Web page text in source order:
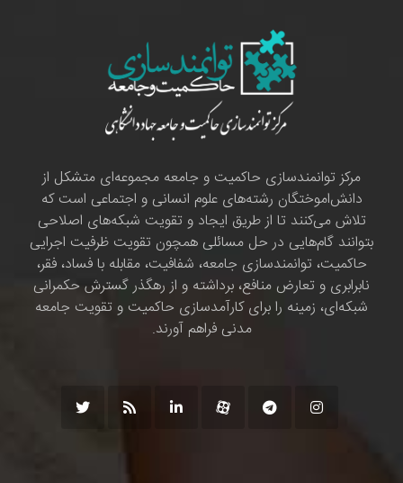
مرکز توانمندسازی حاکمیت و جامعه مجموعه‌ای متشکل از
دانش‌اموختگان رشته‌های علوم انسانی و اجتماعی است که
تلاش می‌کنند تا از طریق ایجاد و تقویت شبکه‌های اصلاحی
بتوانند گام‌هایی در حل مسائلی همچون تقویت ظرفیت اجرایی
حاکمیت، توانمندسازی جامعه، شفافیت، مقابله با فساد، فقر،
نابرابری و تعارض منافع، برداشته و از رهگذر گسترش حکمرانی
شبکه‌ای، زمینه را برای کارآمدسازی حاکمیت و تقویت جامعه
مدنی فراهم آورند.